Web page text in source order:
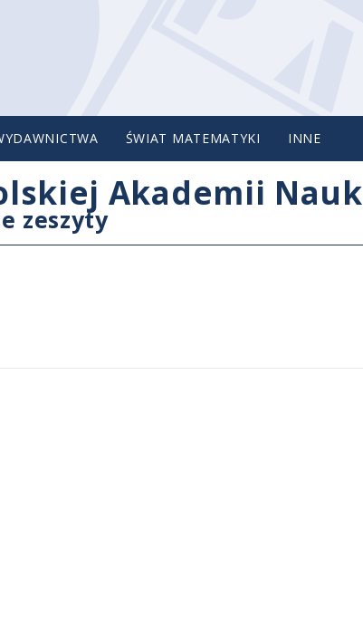
ŚWIAT MATEMATYKI INNE
Akademii Nauk
zeszyty